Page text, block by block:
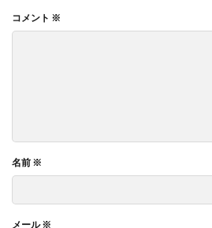
コメント ※
名前 ※
メール※